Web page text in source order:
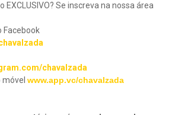
EXCLUSIVO? Se inscreva na nossa área
Facebook
chavalzada
móve www.app.vc/chavalzada